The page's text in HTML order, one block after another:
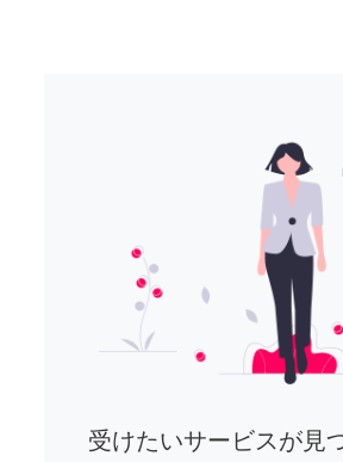
受けたいサービスが見